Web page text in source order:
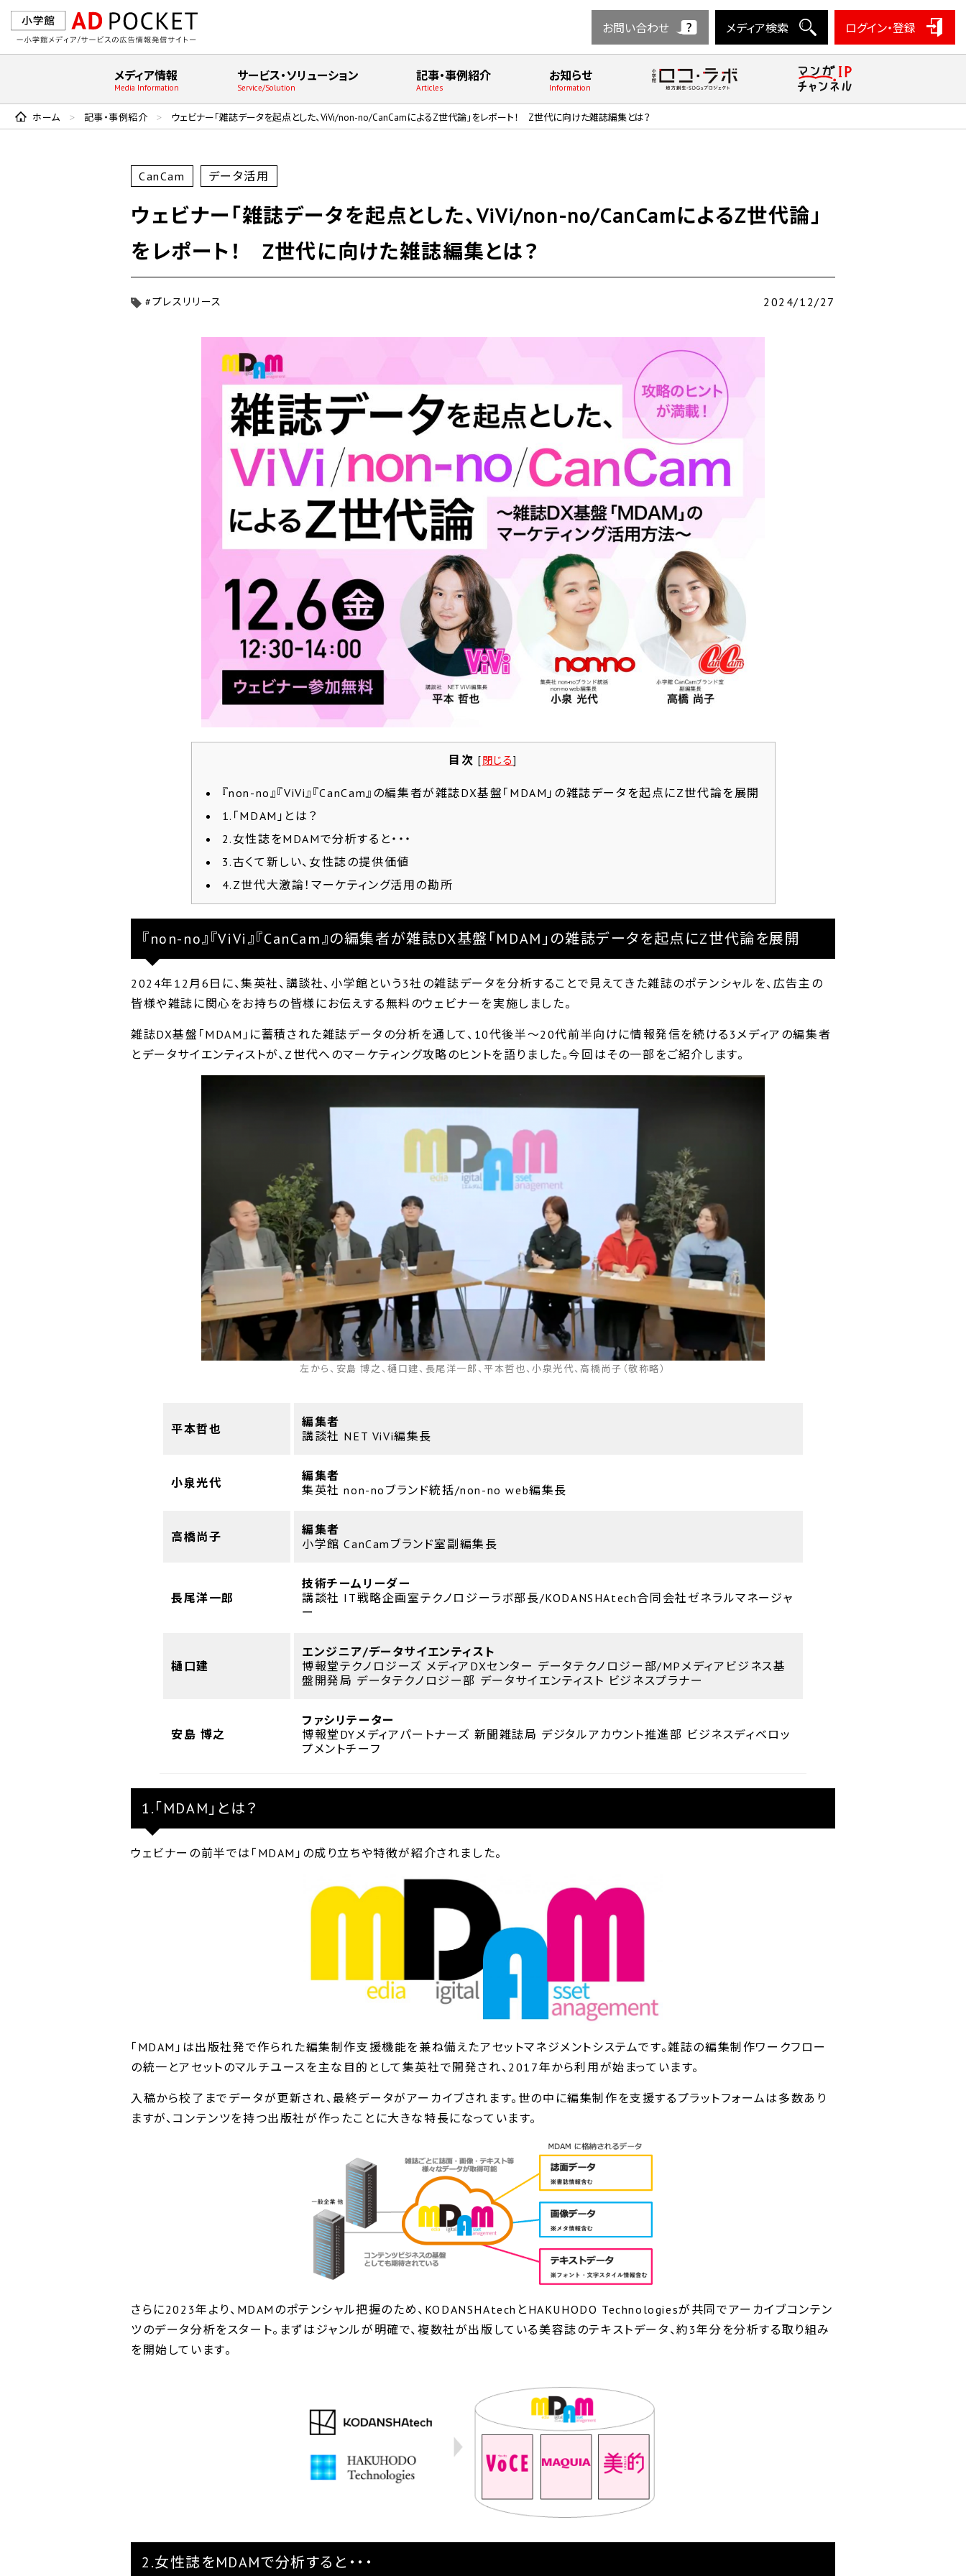
お問い合わせ メディア検索 ログイン・登録
メディア情報
Media Information
サービス・ソリューション
Service/Solution
記事・事例紹介
Articles
お知らせ
Information
ホーム > 記事・事例紹介 > ウェビナー「雑誌データを起点とした、ViVi/non-no/CanCamによるZ世代論」をレポート！ Z世代に向けた雑誌編集とは？
CanCam データ活用
ウェビナー「雑誌データを起点とした、ViVi/non-no/CanCamによるZ世代論」
をレポート！ Z世代に向けた雑誌編集とは？
#プレスリリース 2024/12/27
目次 [閉じる]
『non-no』『ViVi』『CanCam』の編集者が雑誌DX基盤「MDAM」の雑誌データを起点にZ世代論を展開
1.「MDAM」とは？
2.女性誌をMDAMで分析すると・・・
3.古くて新しい、女性誌の提供価値
4.Z世代大激論！マーケティング活用の勘所
『non-no』『ViVi』『CanCam』の編集者が雑誌DX基盤「MDAM」の雑誌データを起点にZ世代論を展開
2024年12月6日に、集英社、講談社、小学館という3社の雑誌データを分析することで見えてきた雑誌のポテンシャルを、広告主の
皆様や雑誌に関心をお持ちの皆様にお伝えする無料のウェビナーを実施しました。
雑誌DX基盤「MDAM」に蓄積された雑誌データの分析を通して、10代後半〜20代前半向けに情報発信を続ける3メディアの編集者
とデータサイエンティストが、Z世代へのマーケティング攻略のヒントを語りました。今回はその一部をご紹介します。
左から、安島 博之、樋口建、長尾洋一郎、平本哲也、小泉光代、高橋尚子（敬称略）
平本哲也
編集者
講談社 NET ViVi編集長
小泉光代
編集者
集英社 non-noブランド統括/non-no web編集長
高橋尚子
編集者
小学館 CanCamブランド室副編集長
長尾洋一郎
技術チームリーダー
講談社 IT戦略企画室テクノロジーラボ部長/KODANSHAtech合同会社ゼネラルマネージャ
ー
樋口建
エンジニア/データサイエンティスト
博報堂テクノロジーズ メディアDXセンター データテクノロジー部/MPメディアビジネス基
盤開発局 データテクノロジー部 データサイエンティスト ビジネスプラナー
安島 博之
ファシリテーター
博報堂DYメディアパートナーズ 新聞雑誌局 デジタルアカウント推進部 ビジネスディベロッ
プメントチーフ
1.「MDAM」とは？
ウェビナーの前半では「MDAM」の成り立ちや特徴が紹介されました。
「MDAM」は出版社発で作られた編集制作支援機能を兼ね備えたアセットマネジメントシステムです。雑誌の編集制作ワークフロー
の統一とアセットのマルチユースを主な目的として集英社で開発され、2017年から利用が始まっています。
入稿から校了までデータが更新され、最終データがアーカイブされます。世の中に編集制作を支援するプラットフォームは多数あり
ますが、コンテンツを持つ出版社が作ったことに大きな特長になっています。
さらに2023年より、MDAMのポテンシャル把握のため、KODANSHAtechとHAKUHODO Technologiesが共同でアーカイブコンテン
ツのデータ分析をスタート。まずはジャンルが明確で、複数社が出版している美容誌のテキストデータ、約3年分を分析する取り組み
を開始しています。
2.女性誌をMDAMで分析すると・・・